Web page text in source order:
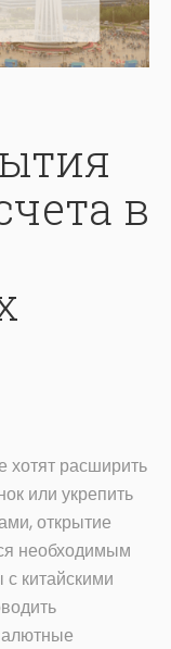
в
хотят расширить
или укрепить
открытие
необходимым
китайскими